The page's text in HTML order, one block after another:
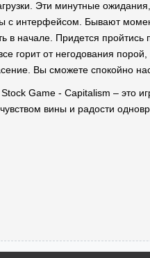
Эти минутные
с интерфейсом. Бывают
в начале. Придется пройтись
горит от негодования
Вы сможете спокойно
Game - Capitalism – это
вины и радости